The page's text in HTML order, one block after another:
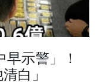
示警」！
白」